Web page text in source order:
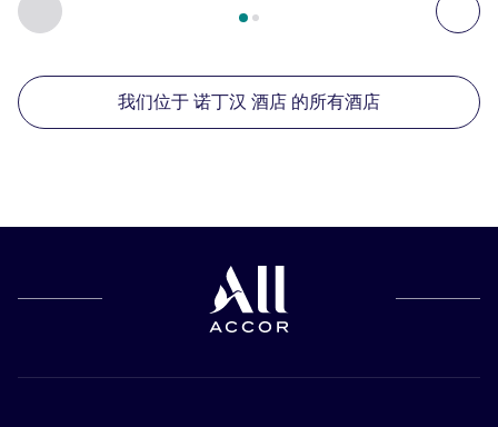
上一个 - 我们在附近的其他酒店 下
我们位于 诺丁汉 酒店 的所有酒店